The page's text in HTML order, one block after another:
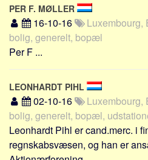
PER F. MØLLER
16-10-16
Luxembourg,
bolig, generelt, bopæl
Per F ...
LEONHARDT PIHL
02-10-16
Luxembourg,
bolig, generelt, bopæl,
Leonhardt Pihl er cand.merc. i
regnskabsvæsen, og han er